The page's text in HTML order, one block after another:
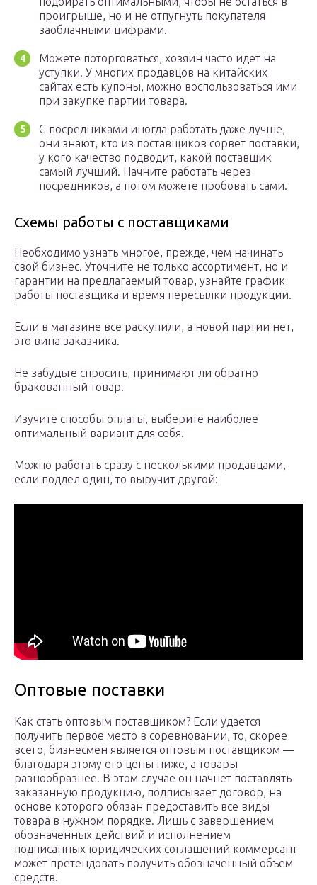
проигрыше, но и не отпугнуть покупателя
заоблачными цифрами.
Можете поторговаться, хозяин часто идет на
уступки. У многих продавцов на китайских
сайтах есть купоны, можно воспользоваться ими
при закупке партии товара.
С посредниками иногда работать даже лучше,
они знают, кто из поставщиков сорвет поставки,
у кого качество подводит, какой поставщик
самый лучший. Начните работать через
посредников, а потом можете пробовать сами.
Схемы работы с поставщиками
Необходимо узнать многое, прежде, чем начинать
свой бизнес. Уточните не только ассортимент, но и
гарантии на предлагаемый товар, узнайте график
работы поставщика и время пересылки продукции.
Если в магазине все раскупили, а новой партии нет,
это вина заказчика.
Не забудьте спросить, принимают ли обратно
бракованный товар.
Изучите способы оплаты, выберите наиболее
оптимальный вариант для себя.
Можно работать сразу с несколькими продавцами,
если поддел один, то выручит другой:
Оптовые поставки
Как стать оптовым поставщиком? Если удается
получить первое место в соревновании, то, скорее
всего, бизнесмен является оптовым поставщиком —
благодаря этому его цены ниже, а товары
разнообразнее. В этом случае он начнет поставлять
заказанную продукцию, подписывает договор, на
основе которого обязан предоставить все виды
товара в нужном порядке. Лишь с завершением
обозначенных действий и исполнением
подписанных юридических соглашений коммерсант
может претендовать получить обозначенный объем
средств.